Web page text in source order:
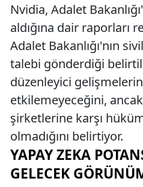
Nvidia, Adalet
aldığına dair raporları
Adalet Bakanlığı'nın
talebi gönderdiği
düzenleyici
etkilemeyeceğini,
şirketlerine karşı
olmadığını belirtiyor.
YAPAY ZEKA
GELECEK